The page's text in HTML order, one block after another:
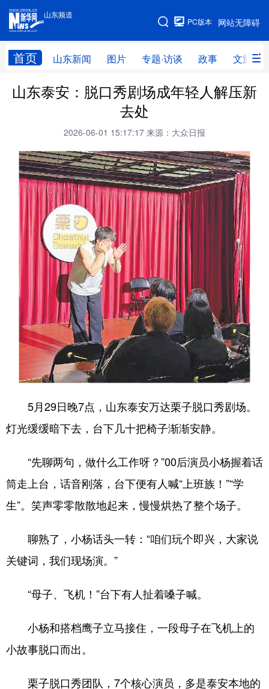
山东频道
网站无障碍
PC版本
首页 山东新闻 图片 专题·访谈 政事 文旅
手机版
网站地图
学习进行时 高层 时政 人事
全球连线
科技 科普 体育 文化
健康 军事 访谈 视频
图片 中央文件 金融 汽车
食品 人居 信息化 乡村振兴
溯源中国 城市 旅游 能源
会展 彩票 娱乐 时尚
悦读 公益 书画 一带一路
亚太网 上市公司 投教基地
首页 山东新闻 图片 专题·访谈
文娱 融媒秀 地市 科教
健康 微视齐鲁
多语种频道
English Español
Русский язык 日本語
山东泰安：脱口秀剧场成年轻人解压新
去处
2026-06-01 15:17:17 来源：大众日报
5月29日晚7点，山东泰安万达栗子脱口秀剧场。
灯光缓缓暗下去，台下几十把椅子渐渐安静。
“先聊两句，做什么工作呀？”00后演员小杨握着话
筒走上台，话音刚落，台下便有人喊“上班族！”“学
生”。笑声零零散散地起来，慢慢烘热了整个场子。
聊熟了，小杨话头一转：“咱们玩个即兴，大家说
关键词，我们现场演。”
“母子、飞机！”台下有人扯着嗓子喊。
小杨和搭档鹰子立马接住，一段母子在飞机上的
小故事脱口而出。
栗子脱口秀团队，7个核心演员，多是泰安本地的